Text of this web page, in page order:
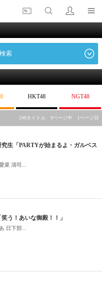
索
HKT48 NGT48
248タイトル 9ページ中 1ページ目
究生「PARTYが始まるよ・ガルベス
菜 清司...
う！あいな御殿！！」
日下部...